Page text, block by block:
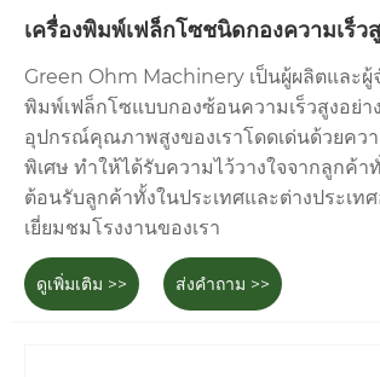
เครื่องพิมพ์เฟล็กโซชนิดกองความเร็ว
Green Ohm Machinery เป็นผู้ผลิตและผู้
พิมพ์เฟล็กโซแบบกองซ้อนความเร็วสูงอย่า
อุปกรณ์คุณภาพสูงของเราโดดเด่นด้วยคว
พิเศษ ทำให้ได้รับความไว้วางใจจากลูกค้า
ต้อนรับลูกค้าทั้งในประเทศและต่างประเทศ
เยี่ยมชมโรงงานของเรา
ดูเพิ่มเติม >> ส่งคำถาม >>